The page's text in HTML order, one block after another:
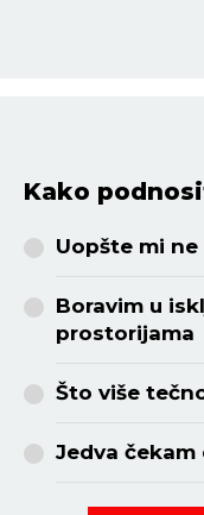
Kako
Uopšte mi
Boravim u
prostorijama
Što više
Jedva